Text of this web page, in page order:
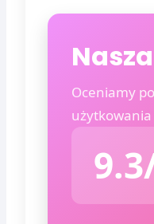
Oceniamy
użytkowania